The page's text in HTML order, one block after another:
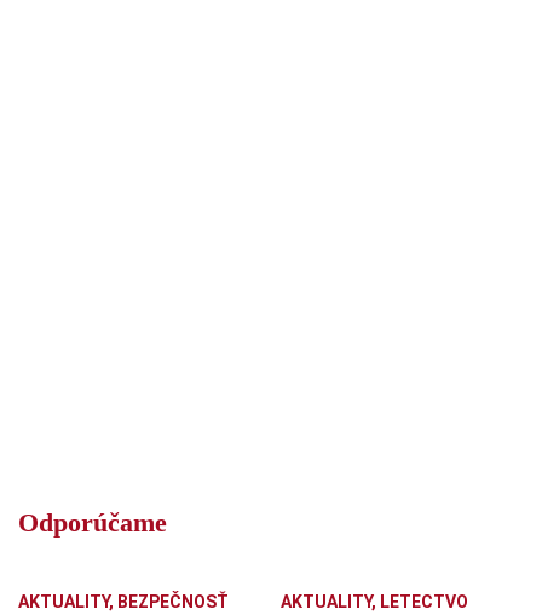
Odporúčame
AKTUALITY, BEZPEČNOSŤ AKTUALITY, LETECTVO